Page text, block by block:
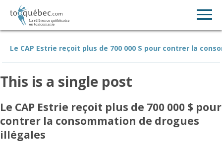
Le CAP Estrie reçoit plus de 700 000 $ pour contrer la
This is a single post
Le CAP Estrie reçoit plus de 700 000 $ pour
contrer la consommation de drogues
illégales